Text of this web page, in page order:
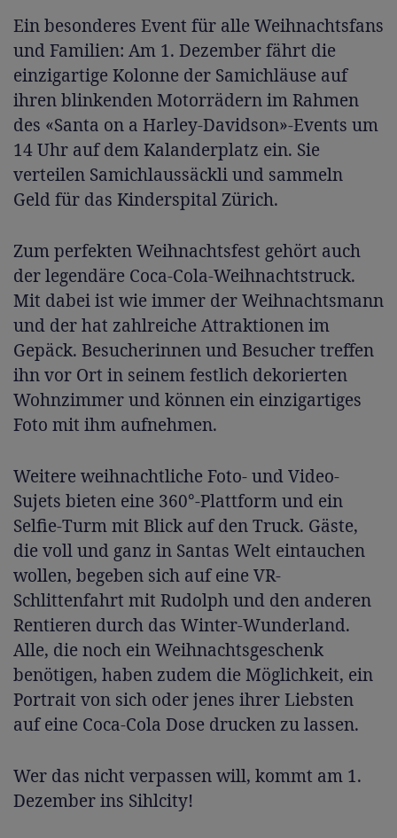
Ein besonderes Event für alle Weihnachtsfans
und Familien: Am 1. Dezember fährt die
einzigartige Kolonne der Samichläuse auf
ihren blinkenden Motorrädern im Rahmen
des «Santa on a Harley-Davidson»-Events um
14 Uhr auf dem Kalanderplatz ein. Sie
verteilen Samichlaussäckli und sammeln
Geld für das Kinderspital Zürich.
Zum perfekten Weihnachtsfest gehört auch
der legendäre Coca-Cola-Weihnachtstruck.
Mit dabei ist wie immer der Weihnachtsmann
und der hat zahlreiche Attraktionen im
Gepäck. Besucherinnen und Besucher treffen
ihn vor Ort in seinem festlich dekorierten
Wohnzimmer und können ein einzigartiges
Foto mit ihm aufnehmen.
Weitere weihnachtliche Foto- und Video-
Sujets bieten eine 360°-Plattform und ein
Selfie-Turm mit Blick auf den Truck. Gäste,
die voll und ganz in Santas Welt eintauchen
wollen, begeben sich auf eine VR-
Schlittenfahrt mit Rudolph und den anderen
Rentieren durch das Winter-Wunderland.
Alle, die noch ein Weihnachtsgeschenk
benötigen, haben zudem die Möglichkeit, ein
Portrait von sich oder jenes ihrer Liebsten
auf eine Coca‑Cola Dose drucken zu lassen.
Wer das nicht verpassen will, kommt am 1.
Dezember ins Sihlcity!